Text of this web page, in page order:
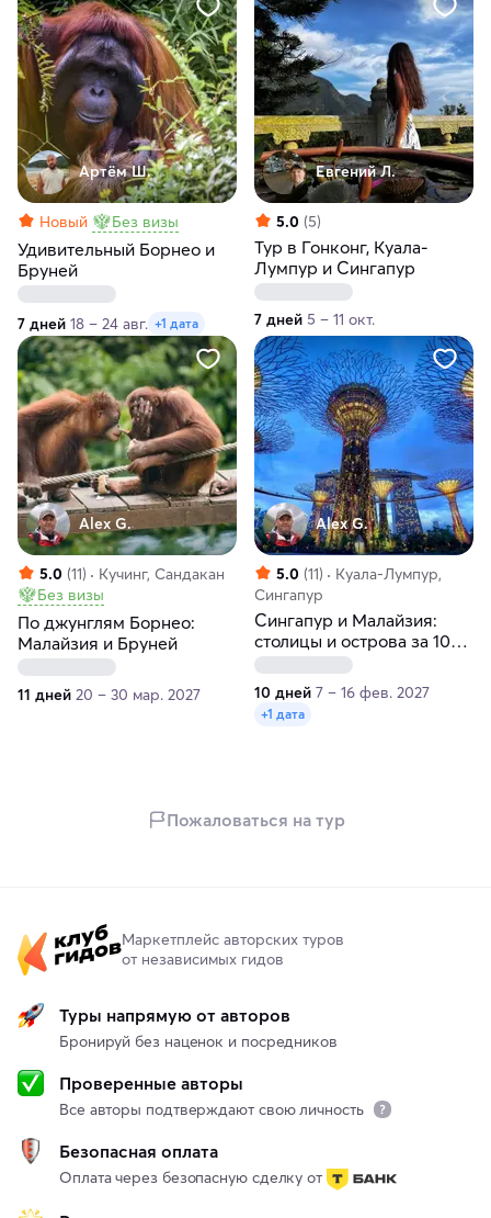
Артём Ш.
Новый Без визы
Удивительный Борнео и
Бруней
7 дней 18 – 24 авг. +1 дата
Евгений Л.
5.0 (5)
Тур в Гонконг, Куала-
Лумпур и Сингапур
7 дней 5 – 11 окт.
Alex G.
5.0 (11)
Кучинг, Сандакан
Без визы
По джунглям Борнео:
Малайзия и Бруней
11 дней 20 – 30 мар. 2027
Alex G.
5.0 (11)
Куала-Лумпур,
Сингапур
Сингапур и Малайзия:
столицы и острова за 10
дней
10 дней 7 – 16 фев. 2027
+1 дата
Пожаловаться на тур
Маркетплейс авторских туров
от независимых гидов
Туры напрямую от авторов
Бронируй без наценок и посредников
Проверенные авторы
Все авторы подтверждают свою личность
Безопасная оплата
Оплата через безопасную сделку от